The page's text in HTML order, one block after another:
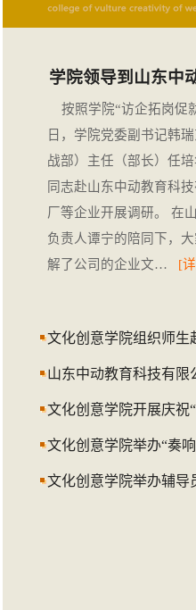
学院领导到山东中
按照学院“访企拓岗促
日，学院党委副书记韩
战部）主任（部长）任
同志赴山东中动教育科
厂等企业开展调研。 在
负责人谭宁的陪同下，
解了公司的企业文…
[
文化创意学院组织师
山东中动教育科技有
文化创意学院开展庆
文化创意学院举办“奏
文化创意学院举办辅导